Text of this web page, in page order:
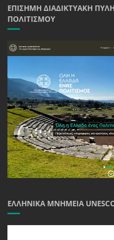
ΕΠΊΣΗΜΗ ΔΙΑΔΙΚΤΥΑΚΉ
ΠΟΛΙΤΙΣΜΟΎ
ΕΛΛΗΝΙΚΆ ΜΝΗΜΕΊΑ